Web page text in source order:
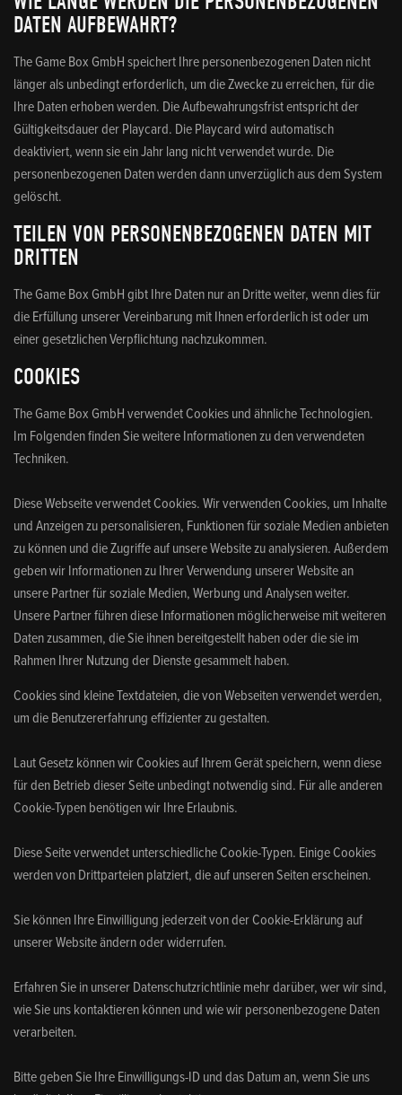
DATEN AUFBEWAHRT?
The Game Box GmbH speichert Ihre personenbezogenen Daten nicht
länger als unbedingt erforderlich, um die Zwecke zu erreichen, für die
Ihre Daten erhoben werden. Die Aufbewahrungsfrist entspricht der
Gültigkeitsdauer der Playcard. Die Playcard wird automatisch
deaktiviert, wenn sie ein Jahr lang nicht verwendet wurde. Die
personenbezogenen Daten werden dann unverzüglich aus dem System
gelöscht.
TEILEN VON PERSONENBEZOGENEN DATEN MIT
DRITTEN
The Game Box GmbH gibt Ihre Daten nur an Dritte weiter, wenn dies für
die Erfüllung unserer Vereinbarung mit Ihnen erforderlich ist oder um
einer gesetzlichen Verpflichtung nachzukommen.
COOKIES
The Game Box GmbH verwendet Cookies und ähnliche Technologien.
Im Folgenden finden Sie weitere Informationen zu den verwendeten
Techniken.
Diese Webseite verwendet Cookies. Wir verwenden Cookies, um Inhalte
und Anzeigen zu personalisieren, Funktionen für soziale Medien anbieten
zu können und die Zugriffe auf unsere Website zu analysieren. Außerdem
geben wir Informationen zu Ihrer Verwendung unserer Website an
unsere Partner für soziale Medien, Werbung und Analysen weiter.
Unsere Partner führen diese Informationen möglicherweise mit weiteren
Daten zusammen, die Sie ihnen bereitgestellt haben oder die sie im
Rahmen Ihrer Nutzung der Dienste gesammelt haben.
Cookies sind kleine Textdateien, die von Webseiten verwendet werden,
um die Benutzererfahrung effizienter zu gestalten.
Laut Gesetz können wir Cookies auf Ihrem Gerät speichern, wenn diese
für den Betrieb dieser Seite unbedingt notwendig sind. Für alle anderen
Cookie-Typen benötigen wir Ihre Erlaubnis.
Diese Seite verwendet unterschiedliche Cookie-Typen. Einige Cookies
werden von Drittparteien platziert, die auf unseren Seiten erscheinen.
Sie können Ihre Einwilligung jederzeit von der Cookie-Erklärung auf
unserer Website ändern oder widerrufen.
Erfahren Sie in unserer Datenschutzrichtlinie mehr darüber, wer wir sind,
wie Sie uns kontaktieren können und wie wir personenbezogene Daten
verarbeiten.
Bitte geben Sie Ihre Einwilligungs-ID und das Datum an, wenn Sie uns